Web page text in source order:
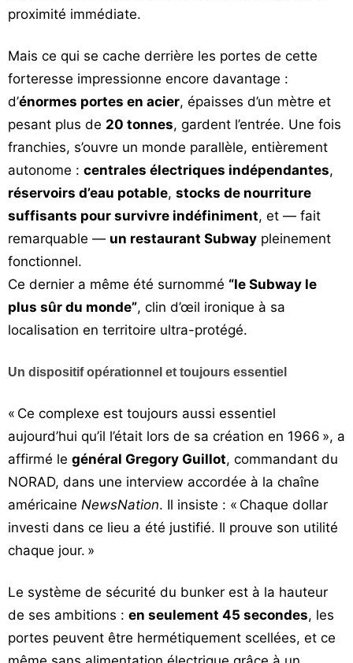
proximité immédiate.
Mais ce qui se cache derrière les portes de cette
forteresse impressionne encore davantage :
d’énormes portes en acier, épaisses d’un mètre et
pesant plus de 20 tonnes, gardent l’entrée. Une fois
franchies, s’ouvre un monde parallèle, entièrement
autonome : centrales électriques indépendantes,
réservoirs d’eau potable, stocks de nourriture
suffisants pour survivre indéfiniment, et — fait
remarquable — un restaurant Subway pleinement
fonctionnel.
Ce dernier a même été surnommé “le Subway le
plus sûr du monde”, clin d’œil ironique à sa
localisation en territoire ultra-protégé.
Un dispositif opérationnel et toujours essentiel
« Ce complexe est toujours aussi essentiel
aujourd’hui qu’il l’était lors de sa création en 1966 », a
affirmé le général Gregory Guillot, commandant du
NORAD, dans une interview accordée à la chaîne
américaine NewsNation. Il insiste : « Chaque dollar
investi dans ce lieu a été justifié. Il prouve son utilité
chaque jour. »
Le système de sécurité du bunker est à la hauteur
de ses ambitions : en seulement 45 secondes, les
portes peuvent être hermétiquement scellées, et ce